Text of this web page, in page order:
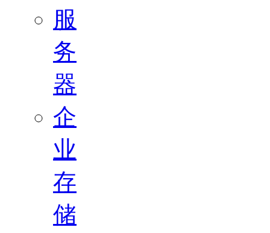
服
务
器
企
业
存
储